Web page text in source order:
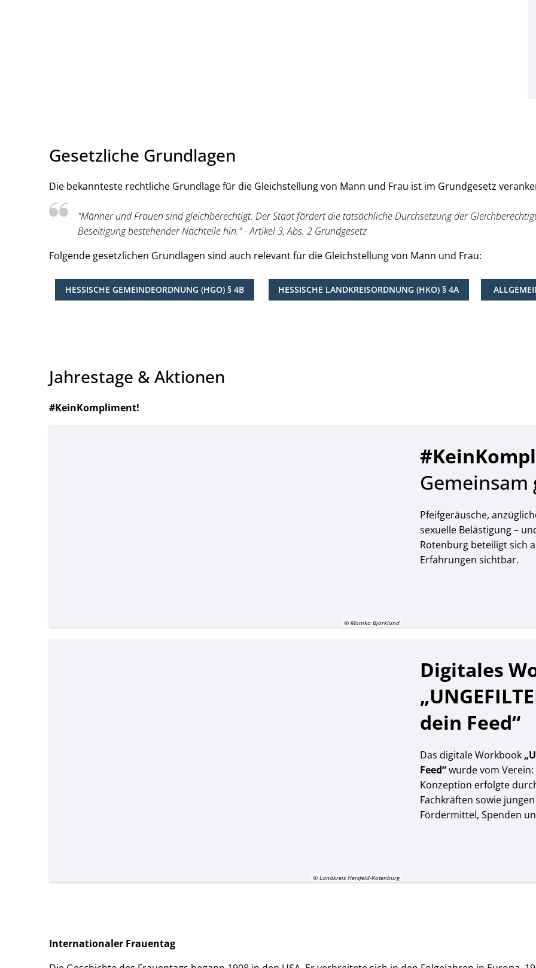
Gesetzliche Grundlagen
Die bekannteste rechtliche Grundlage für die Gleichstellung von Mann und Frau ist im Grundgesetz
"Männer und Frauen sind gleichberechtigt. Der Staat fördert die tatsächliche Durchsetzung der
Beseitigung bestehender Nachteile hin." - Artikel 3, Abs. 2 Grundgesetz
Folgende gesetzlichen Grundlagen sind auch relevant für die Gleichstellung von Mann und Frau:
HESSISCHE GEMEINDEORDNUNG (HGO) § 4B HESSISCHE LANDKREISORDNUNG (HKO) § 4A
Jahrestage & Aktionen
#KeinKompliment!
© Monika Björklund
Gemeinsam
Pfeifgeräusche,
sexuelle Belästigung –
Rotenburg beteiligt sich
Erfahrungen sichtbar.
© Landkreis Hersfeld-Rotenburg
Digitales
dein Feed“
Das digitale Workbook
Feed“wurde vom Verein:
Konzeption erfolgte
Fachkräften sowie
Fördermittel, Spenden
Internationaler Frauentag